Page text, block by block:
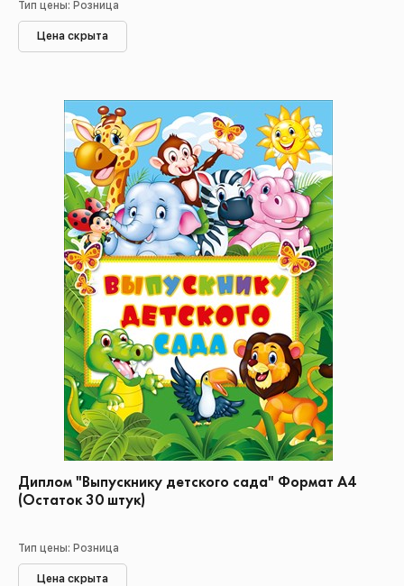
Тип цены: Розница
Цена скрыта
Диплом "Выпускнику детского сада" Формат А4
(Остаток 30 штук)
Тип цены: Розница
Цена скрыта